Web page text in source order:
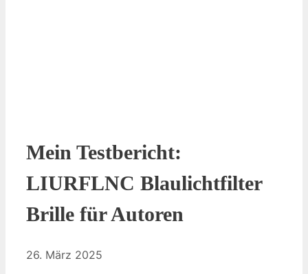
Mein Testbericht:
LIURFLNC Blaulichtfilter
Brille für Autoren
26. März 2025